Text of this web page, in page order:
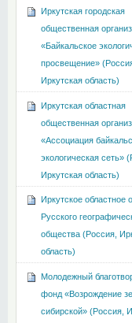
Иркутская городская
общественная
«Байкальское
просвещение»
Иркутская область)
Иркутская областная
общественная
«Ассоциация
экологическая сеть»
Иркутская область)
Иркутское областное
Русского
общества (Россия,
область)
Молодежный
фонд «Возрождение
сибирской» (Россия,